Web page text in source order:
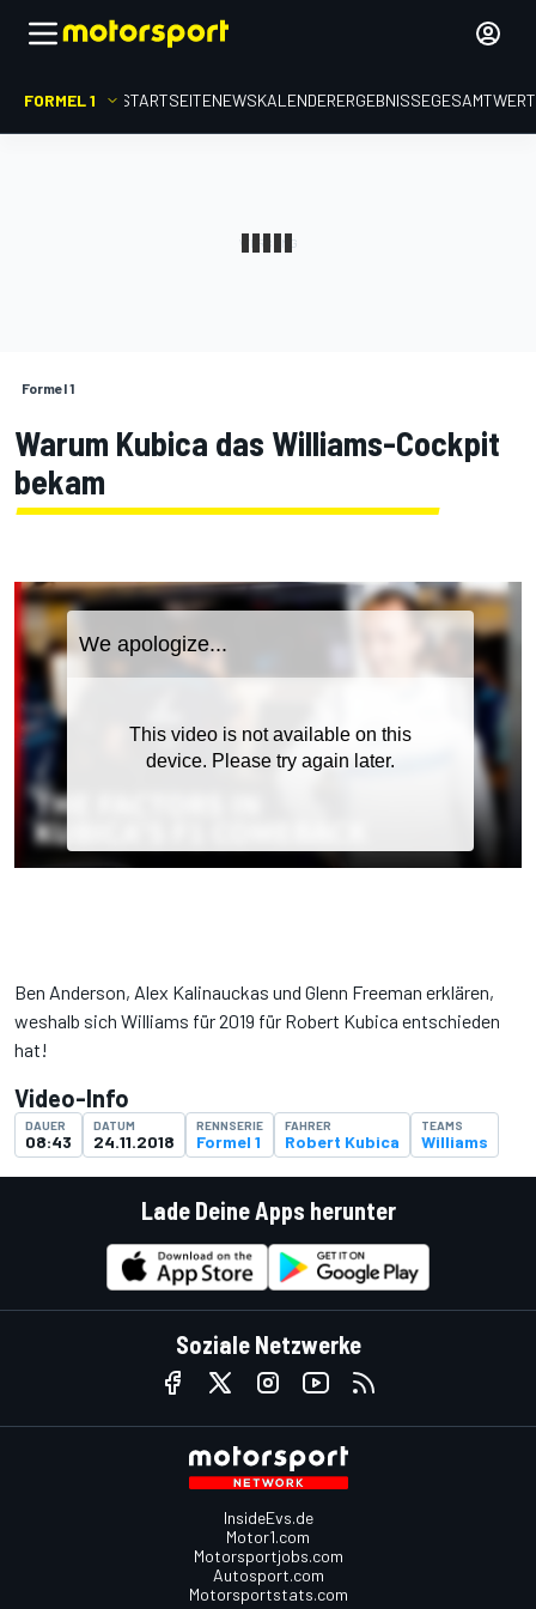
FORMEL 1 STARTSEITENEWSKALENDERERGEBNISSE
Formel 1
Warum Kubica das Williams-Cockpit
bekam
Ben Anderson, Alex Kalinauckas und Glenn Freeman erklären,
weshalb sich Williams für 2019 für Robert Kubica entschieden
hat!
Video-Info
DAUER
08:43
DATUM
24.11.2018
RENNSERIE
Formel 1
FAHRER
Robert Kubica
TEAMS
Williams
Lade Deine Apps herunter
Soziale Netzwerke
InsideEvs.de
Motor1.com
Motorsportjobs.com
Autosport.com
Motorsportstats.com